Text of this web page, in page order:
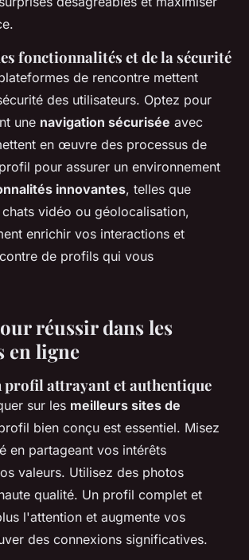
fonctionnalités et de la sécurité
de rencontre mettent
des utilisateurs. Optez pour
une navigation sécurisée avec
en œuvre des processus de
pour assurer un environnement
innovantes, telles que
vidéo ou géolocalisation,
enrichir vos interactions et
de profils qui vous
réussir dans les
en ligne
profil attrayant et authentique
sur les meilleurs sites de
bien conçu est essentiel. Misez
en partageant vos intérêts
valeurs. Utilisez des photos
qualité. Un profil complet et
l'attention et augmente vos
des connexions significatives.